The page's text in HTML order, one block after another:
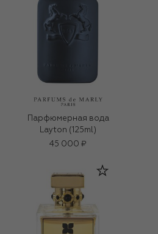
Парфюмерная вода
Layton (125ml)
45 000 ₽